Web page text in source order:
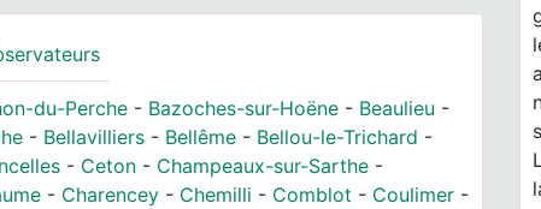
du-Perche - Bazoches-sur-Hoëne - Beaulieu -
- Bellavilliers - Bellême - Bellou-le-Trichard -
- Ceton - Champeaux-sur-Sarthe -
- Charencey - Chemilli - Comblot - Coulimer -